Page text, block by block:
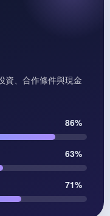
資、合作條件與現金
86%
63%
71%